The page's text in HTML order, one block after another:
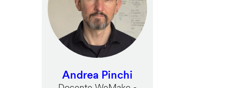
Andrea Pinchi